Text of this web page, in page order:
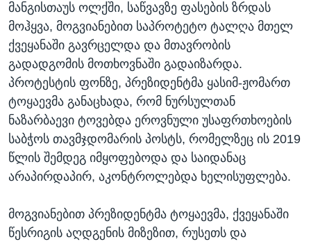
მანგისთაუს ოლქში, საწვავზე ფასების ზრდას
მოჰყვა, მოგვიანებით საპროტეტო ტალღა მთელ
ქვეყანაში გავრცელდა და მთავრობის
გადადგომის მოთხოვნაში გადაიზარდა.
პროტესტის ფონზე, პრეზიდენტმა ყასიმ-ჟომართ
ტოყაევმა განაცხადა, რომ ნურსულთან
ნაზარბაევი ტოვებდა ეროვნული უსაფრთხოების
საბჭოს თავმჯდომარის პოსტს, რომელზეც ის 2019
წლის შემდეგ იმყოფებოდა და საიდანაც
არაპირდაპირ, აკონტროლებდა ხელისუფლება.
მოგვიანებით პრეზიდენტმა ტოყაევმა, ქვეყანაში
წესრიგის აღდგენის მიზეზით, რუსეთს და